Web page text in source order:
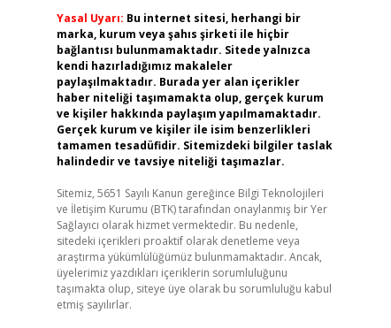
Yasal Uyarı: Bu internet sitesi, herhangi bir
marka, kurum veya şahıs şirketi ile hiçbir
bağlantısı bulunmamaktadır. Sitede yalnızca
kendi hazırladığımız makaleler
paylaşılmaktadır. Burada yer alan içerikler
haber niteliği taşımamakta olup, gerçek kurum
ve kişiler hakkında paylaşım yapılmamaktadır.
Gerçek kurum ve kişiler ile isim benzerlikleri
tamamen tesadüfidir. Sitemizdeki bilgiler taslak
halindedir ve tavsiye niteliği taşımazlar.
Sitemiz, 5651 Sayılı Kanun gereğince Bilgi Teknolojileri
ve İletişim Kurumu (BTK) tarafından onaylanmış bir Yer
Sağlayıcı olarak hizmet vermektedir. Bu nedenle,
sitedeki içerikleri proaktif olarak denetleme veya
araştırma yükümlülüğümüz bulunmamaktadır. Ancak,
üyelerimiz yazdıkları içeriklerin sorumluluğunu
taşımakta olup, siteye üye olarak bu sorumluluğu kabul
etmiş sayılırlar.